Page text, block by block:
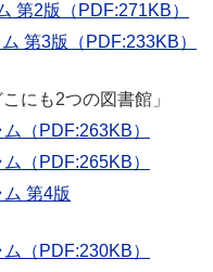
第2版（PDF:271KB）
第3版（PDF:233KB）
にも2つの図書館」
（PDF:263KB）
（PDF:265KB）
第4版
（PDF:230KB）